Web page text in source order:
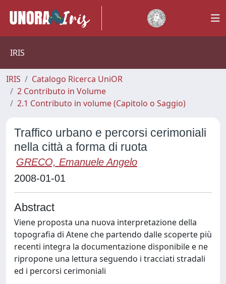
IRIS
IRIS
Catalogo Ricerca UniOR
2 Contributo in Volume
2.1 Contributo in volume (Capitolo o Saggio)
Traffico urbano e percorsi cerimoniali
nella città a forma di ruota
GRECO, Emanuele Angelo
2008-01-01
Abstract
Viene proposta una nuova interpretazione della
topografia di Atene che partendo dalle scoperte più
recenti integra la documentazione disponibile e ne
ripropone una lettura seguendo i tracciati stradali
ed i percorsi cerimoniali